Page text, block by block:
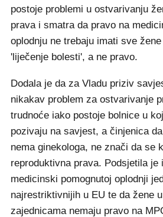
postoje problemi u ostvarivanju
prava i smatra da pravo na
oplodnju ne trebaju imati sve
'liječenje bolesti', a ne pravo.
Dodala je da za Vladu priziv
nikakav problem za ostvarivanje
trudnoće iako postoje bolnice u
pozivaju na savjest, a činjenica
nema ginekologa, ne znači da se
reproduktivna prava. Podsjetila je
medicinski pomognutoj oplodnji
najrestriktivnijih u EU te da žene
zajednicama nemaju pravo na